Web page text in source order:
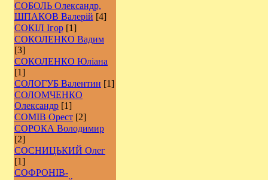
СОБОЛЬ Олександр,
ШПАКОВ Валерій [4]
СОКІЛ Ігор [1]
СОКОЛЕНКО Вадим
[3]
СОКОЛЕНКО Юліана
[1]
СОЛОГУБ Валентин [1]
СОЛОМЧЕНКО
Олександр [1]
СОМІВ Орест [2]
СОРОКА Володимир
[2]
СОСНИЦЬКИЙ Олег
[1]
СОФРОНІВ-